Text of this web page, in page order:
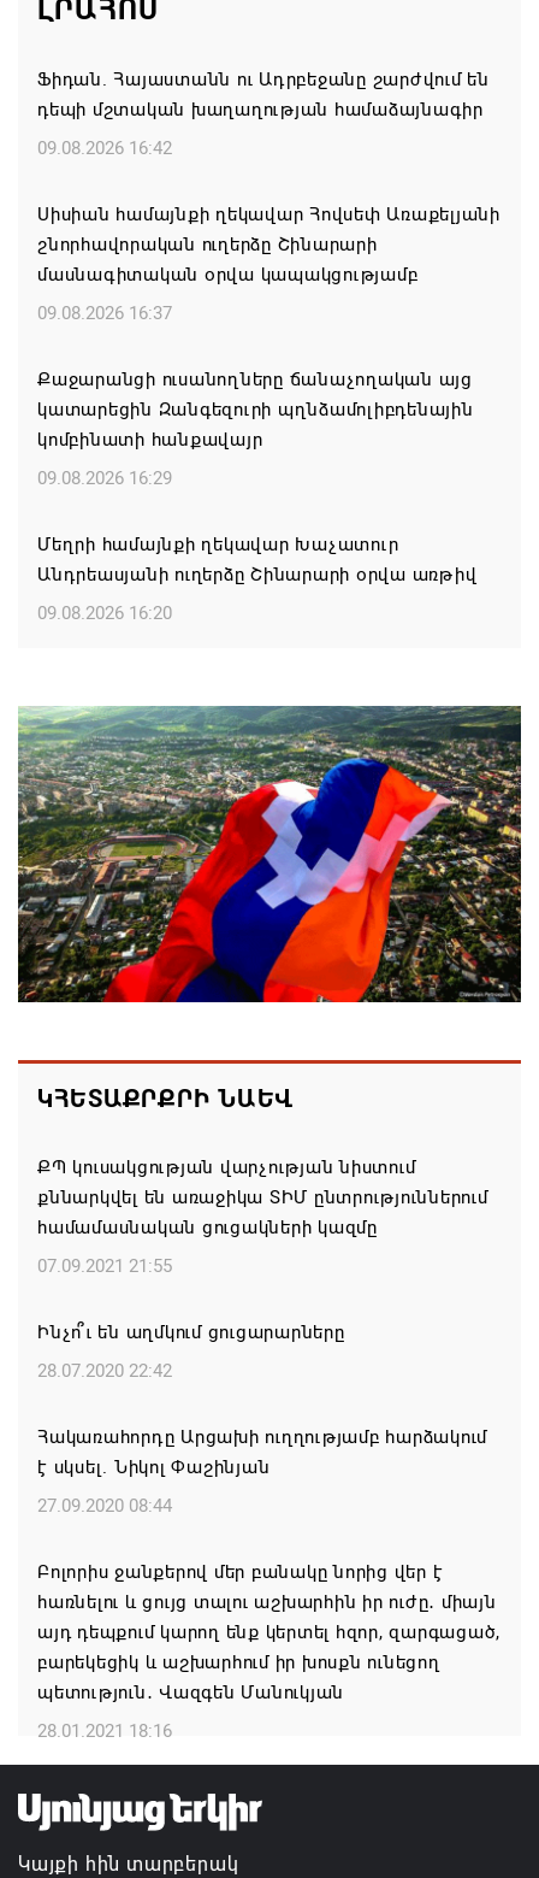
ԼՐԱՀՈՍ
Ֆիդան. Հայաստանն ու Ադրբեջանը շարժվում են
դեպի մշտական խաղաղության համաձայնագիր
09.08.2026 16:42
Սիսիան համայնքի ղեկավար Հովսեփ Առաքելյանի
շնորհավորական ուղերձը Շինարարի
մասնագիտական օրվա կապակցությամբ
09.08.2026 16:37
Քաջարանցի ուսանողները ճանաչողական այց
կատարեցին Զանգեզուրի պղնձամոլիբդենային
կոմբինատի հանքավայր
09.08.2026 16:29
Մեղրի համայնքի ղեկավար Խաչատուր
Անդրեասյանի ուղերձը Շինարարի օրվա առթիվ
09.08.2026 16:20
Փարամազյանի ուղերձը` Շինարարի
մասնագիտական օրվա կապակցությամբ
09.08.2026 16:12
Երևանի ո՞ր վարչական շրջաններում և ՀՀ ո՞ր
մարզերում են բնակարաններն ամենաշատը
թանկացել
08.08.2026 21:31
ԱՄՆ-ն շարունակում է լիովին հանձնառու լինել
Ռուբիո
08.08.2026 21:25
Իրանն ու Օմանը մոտ են Հորմուզի նեղուցի
վերաբերյալ համաձայնության հասնելուն. Արաղչի
08.08.2026 21:17
հեռախոսազրույցի ընթացքում վերահաստատել են
TRIPP-ի կառուցման աշխատանքները մոտ
08.08.2026 21:12
Փաշինյանն ու Ալիևը հեռախոսազրույց են ունեցել․
իրականացումը
08.08.2026 12:32
Մաքսիմ Հակոբյանն այսօր կդառնար 77
տարեկան
08.08.2026 09:40
Եկեղեցիների համաշխարհային խորհուրդը
մտահոգություն է հայտնել Եկեղեցու շուրջ
ստեղծված իրավիճակի հետ կապված
ԿՀԵՏԱՔՐՔՐԻ ՆԱԵՎ
ՔՊ կուսակցության վարչության նիստում
քննարկվել են առաջիկա ՏԻՄ ընտրություններում
համամասնական ցուցակների կազմը
07.09.2021 21:55
Ինչո՞ւ են աղմկում ցուցարարները
28.07.2020 22:42
Հակառահորդը Արցախի ուղղությամբ հարձակում
է սկսել. Նիկոլ Փաշինյան
27.09.2020 08:44
Բոլորիս ջանքերով մեր բանակը նորից վեր է
հառնելու և ցույց տալու աշխարհին իր ուժը․ միայն
այդ դեպքում կարող ենք կերտել հզոր, զարգացած,
բարեկեցիկ և աշխարհում իր խոսքն ունեցող
պետություն․ Վազգեն Մանուկյան
28.01.2021 18:16
Կայքի հին տարբերակ